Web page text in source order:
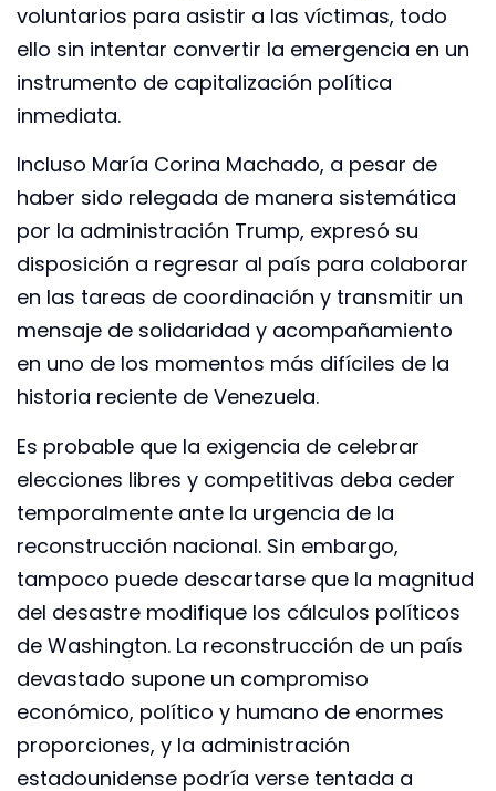
voluntarios para asistir a las víctimas, todo
ello sin intentar convertir la emergencia en un
instrumento de capitalización política
inmediata.
Incluso María Corina Machado, a pesar de
haber sido relegada de manera sistemática
por la administración Trump, expresó su
disposición a regresar al país para colaborar
en las tareas de coordinación y transmitir un
mensaje de solidaridad y acompañamiento
en uno de los momentos más difíciles de la
historia reciente de Venezuela.
Es probable que la exigencia de celebrar
elecciones libres y competitivas deba ceder
temporalmente ante la urgencia de la
reconstrucción nacional. Sin embargo,
tampoco puede descartarse que la magnitud
del desastre modifique los cálculos políticos
de Washington. La reconstrucción de un país
devastado supone un compromiso
económico, político y humano de enormes
proporciones, y la administración
estadounidense podría verse tentada a